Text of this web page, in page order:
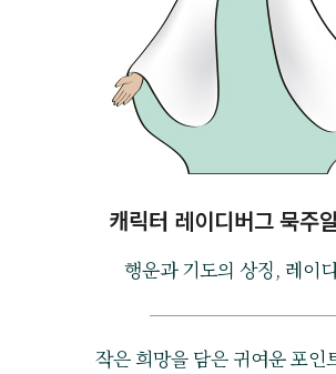
캐릭터 레이디버그 묵주
행운과 기도의 상징, 레이
작은 희망을 담은 귀여운 포인